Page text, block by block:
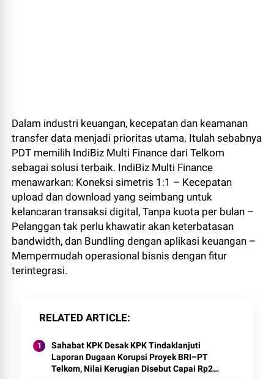
Dalam industri keuangan, kecepatan dan keamanan
transfer data menjadi prioritas utama. Itulah sebabnya
PDT memilih IndiBiz Multi Finance dari Telkom
sebagai solusi terbaik. IndiBiz Multi Finance
menawarkan: Koneksi simetris 1:1 – Kecepatan
upload dan download yang seimbang untuk
kelancaran transaksi digital, Tanpa kuota per bulan –
Pelanggan tak perlu khawatir akan keterbatasan
bandwidth, dan Bundling dengan aplikasi keuangan –
Mempermudah operasional bisnis dengan fitur
terintegrasi.
RELATED ARTICLE
Sahabat KPK Desak KPK Tindaklanjuti
Laporan Dugaan Korupsi Proyek BRI–PT
Telkom, Nilai Kerugian Disebut Capai Rp2